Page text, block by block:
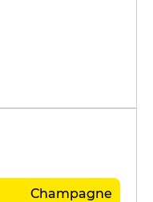
Champagne